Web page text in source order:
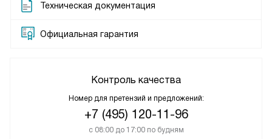
Техническая документация
Официальная гарантия
Контроль качества
Номер для претензий и предложений:
+7 (495) 120-11-96
с 08:00 до 17:00 по будням